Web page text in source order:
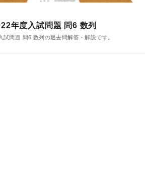
年度入試問題 問6 数列
試問題 問6 数列の過去問解答・解説です。